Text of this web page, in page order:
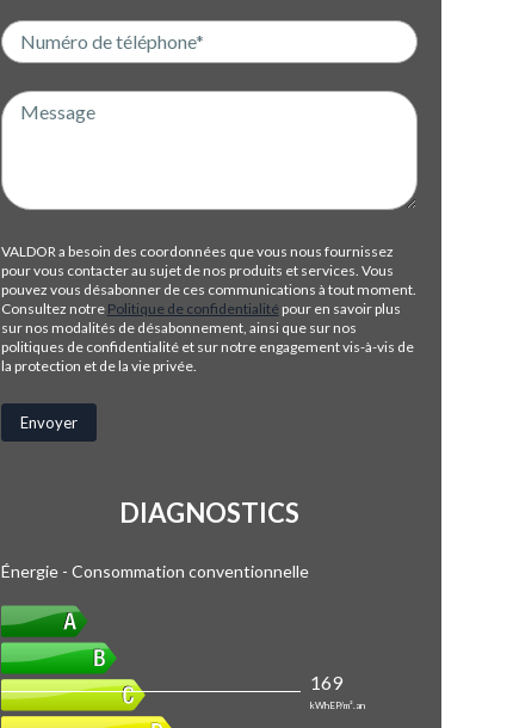
VALDOR a besoin des coordonnées que vous nous fournissez
pour vous contacter au sujet de nos produits et services. Vous
pouvez vous désabonner de ces communications à tout moment.
Consultez notre Politique de confidentialité pour en savoir plus
sur nos modalités de désabonnement, ainsi que sur nos
politiques de confidentialité et sur notre engagement vis-à-vis de
la protection et de la vie privée.
DIAGNOSTICS
Énergie - Consommation conventionnelle
169
kWhEP/m².an